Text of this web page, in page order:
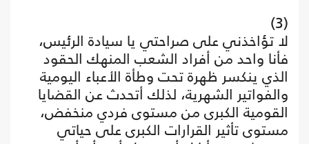
(3)
لا تؤاخذني على صراحتي يا سيادة الرئيس،
فأنا واحد من أفراد الشعب المنهك الحقود
الذي ينكسر ظهرة تحت وطأة الأعباء اليومية
والفواتير الشهرية، لذلك أتحدث عن القضايا
القومية الكبرى من مستوى فردي منخفض،
مستوى تأثير القرارات الكبرى على حياتي